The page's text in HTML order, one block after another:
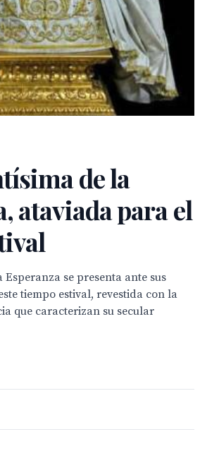
de la
ataviada para el
se presenta ante sus
tiempo estival, revestida con la
que caracterizan su secular